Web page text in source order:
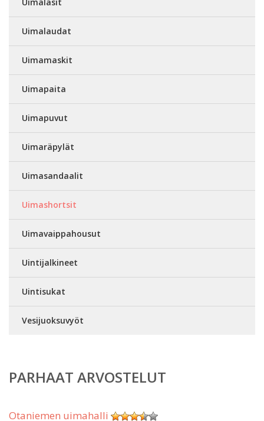
Uimalaudat
Uimamaskit
Uimapaita
Uimapuvut
Uimaräpylät
Uimasandaalit
Uimashortsit
Uimavaippahousut
Uintijalkineet
Uintisukat
Vesijuoksuvyöt
PARHAAT ARVOSTELUT
Otaniemen uimahalli